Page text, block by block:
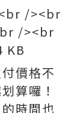
價格不
算囉！
時間也